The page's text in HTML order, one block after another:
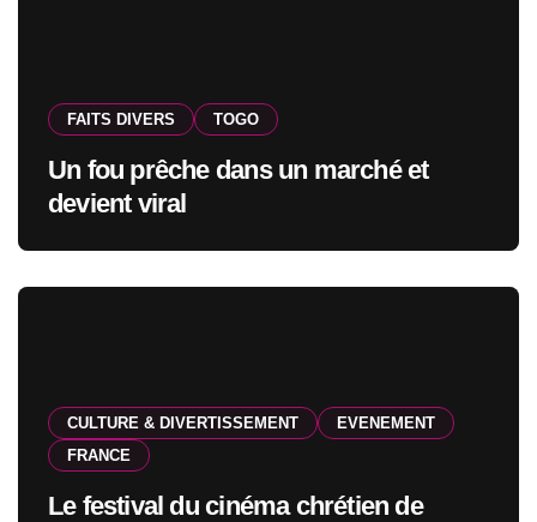
FAITS DIVERS TOGO
Un fou prêche dans un marché et
devient viral
CULTURE & DIVERTISSEMENT
EVENEMENT
FRANCE
Le festival du cinéma chrétien de